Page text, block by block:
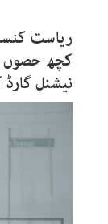
ریاست
کچھ حصوں
نیشنل گارڈ